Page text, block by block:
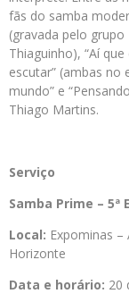
fãs do samba
(gravada pelo
Thiaguinho), “Aí
escutar” (ambas
mundo” e
Thiago Martins.
Serviço
Samba Prime – 5ª
Local: Expominas
Horizonte
Data e horário: 20